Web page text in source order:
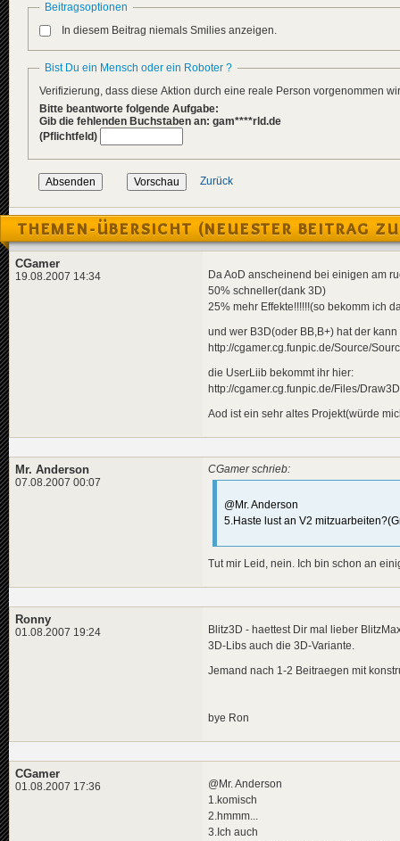
Beitragsoptionen
In diesem Beitrag niemals Smilies anzeigen.
Bist Du ein Mensch oder ein Roboter ?
Verifizierung, dass diese Aktion durch eine reale Person vorgenommen
Bitte beantworte folgende Aufgabe:
Gib die fehlenden Buchstaben an: gam****rld.de
(Pflichtfeld)
Zurück
THEMEN-ÜBERSICHT (NEUESTER BEITRAG
CGamer
19.08.2007 14:34
Da AoD anscheinend bei einigen am
50% schneller(dank 3D)
25% mehr Effekte!!!!!!(so bekomm ich
und wer B3D(oder BB,B+) hat der
http://cgamer.cg.funpic.de/Source/
die UserLiib bekommt ihr hier:
http://cgamer.cg.funpic.de/Files/
Aod ist ein sehr altes Projekt(würde
Mr. Anderson
07.08.2007 00:07
CGamer schrieb:
@Mr. Anderson
5.Haste lust an V2
Tut mir Leid, nein. Ich bin schon an
Ronny
01.08.2007 19:24
Blitz3D - haettest Dir mal lieber
3D-Libs auch die 3D-Variante.
Jemand nach 1-2 Beitraegen mit
bye Ron
CGamer
01.08.2007 17:36
@Mr. Anderson
1.komisch
2.hmmm...
3.Ich auch